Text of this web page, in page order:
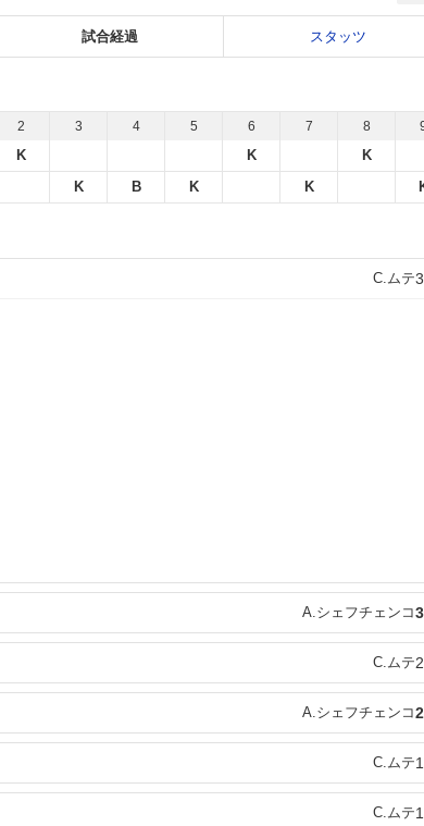
試合経過 スタッツ
2 3 4 5 6 7 8
K K
K
K B K K
C.ムテ3
A.シェフチェンコ3
C.ムテ2
A.シェフチェンコ2
C.ムテ1
C.ムテ1